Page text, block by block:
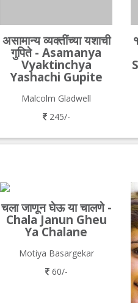
असामान्य व्यक्तींच्या यशाची
गुपिते - Asamanya
Vyaktinchya
Yashachi Gupite
Malcolm Gladwell
245/-
चला जाणून घेऊ या चालणे -
Chala Janun Gheu
Ya Chalane
Motiya Basargekar
60/-